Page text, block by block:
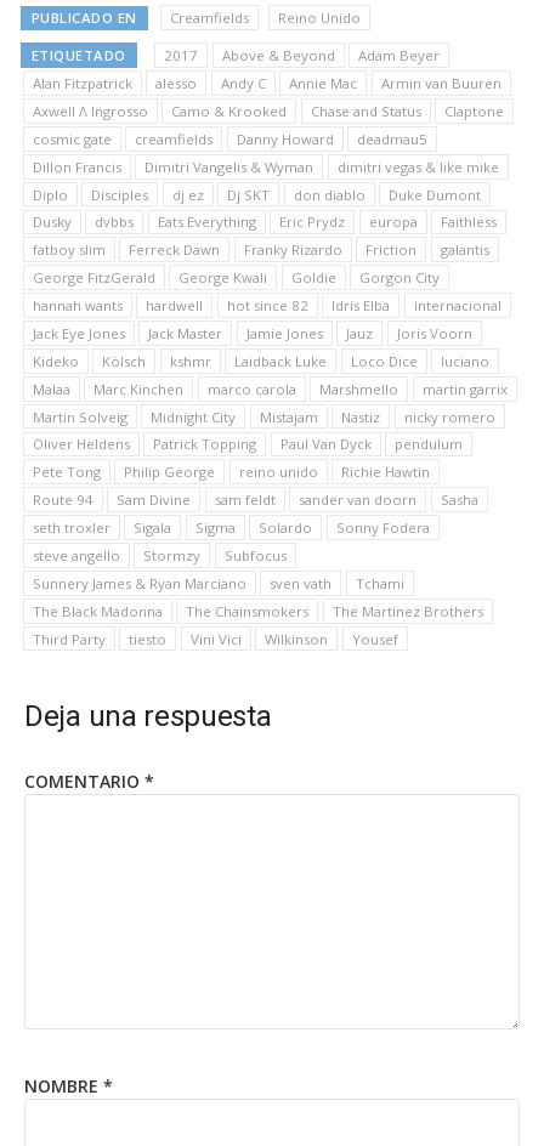
PUBLICADO EN Creamfields Reino Unido
ETIQUETADO 2017 Above & Beyond
Adam Beyer
Alan Fitzpatrick
alesso Andy C Annie Mac
Armin van Buuren
Axwell Λ Ingrosso
Camo & Krooked Chase and Status
Claptone
cosmic gate
creamfields Danny Howard
deadmau5
Dillon Francis
Dimitri Vangelis & Wyman
dimitri vegas & like mike
Diplo
Disciples dj ez Dj SKT don diablo
Duke Dumont
Dusky
dvbbs Eats Everything Eric Prydz europa
Faithless
fatboy slim
Ferreck Dawn Franky Rizardo Friction
galantis
George FitzGerald
George Kwali Goldie
Gorgon City
hannah wants
hardwell hot since 82 Idris Elba
internacional
Jack Eye Jones
Jack Master Jamie Jones Jauz
Joris Voorn
Kideko
Kölsch kshmr Laidback Luke Loco Dice
luciano
Malaa
Marc Kinchen marco carola Marshmello
martin garrix
Martin Solveig
Midnight City Mistajam Nastiz
nicky romero
Oliver Heldens
Patrick Topping Paul Van Dyck
pendulum
Pete Tong
Philip George reino unido
Richie Hawtin
Route 94
Sam Divine sam feldt sander van doorn
Sasha
seth troxler
Sigala Sigma Solardo
Sonny Fodera
steve angello
Stormzy
Subfocus
Sunnery James & Ryan Marciano
sven vath
Tchami
The Black Madonna
The Chainsmokers
The Martinez Brothers
Third Party
tiesto Vini Vici Wilkinson Yousef
Deja una respuesta
COMENTARIO *
NOMBRE *